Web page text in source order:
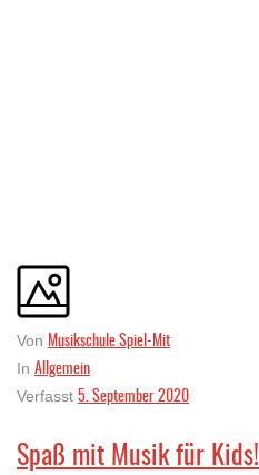
Von Musikschule Spiel-Mit
In Allgemein
Verfasst 5. September 2020
Spaß mit Musik für Kids!